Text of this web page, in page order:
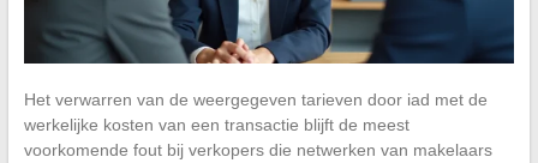
Het verwarren van de weergegeven tarieven door iad met de
werkelijke kosten van een transactie blijft de meest
voorkomende fout bij verkopers die netwerken van makelaars